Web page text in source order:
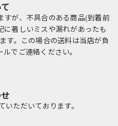
すが、不具合のある商品(到着前
著しいミスや漏れがあったも
す。この場合の送料は当店が負
でご連絡ください。
ただいております。